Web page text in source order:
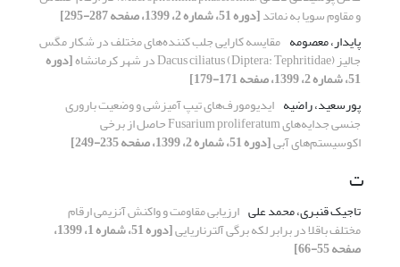
و مقاوم سویا به نماتد[دوره 51، شماره 2، 1399، صفحه 287-295]
پایدار، معصومه مقایسه کارایی جلب کننده‌های مختلف در شکار مگس
جالیز Dacus ciliatus (Diptera: Tephritidae) در شهر کرمانشاه [دوره
51، شماره 2، 1399، صفحه 171-179]
پورسعید، راضیه ایدیومورف‌های تیپ آمیزشی و وضعیت باروری
جنسی جدایه‌های Fusarium proliferatum حاصل از برخی
اکوسیستم‌های آبی[دوره 51، شماره 2، 1399، صفحه 235-249]
ت
تاجیک قنبری، محمد علی ارزیابی مقاومت و واکنش آنزیمی ارقام
مختلف باقلا در برابر لکه برگی آلترناریایی [دوره 51، شماره 1، 1399،
صفحه 55-66]